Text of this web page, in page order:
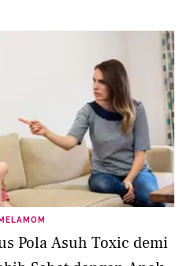
Pola Asuh Toxic demi